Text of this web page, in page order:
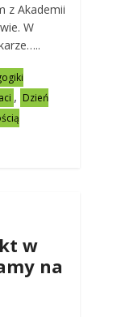
z Akademii
W
, Dzień
w
na